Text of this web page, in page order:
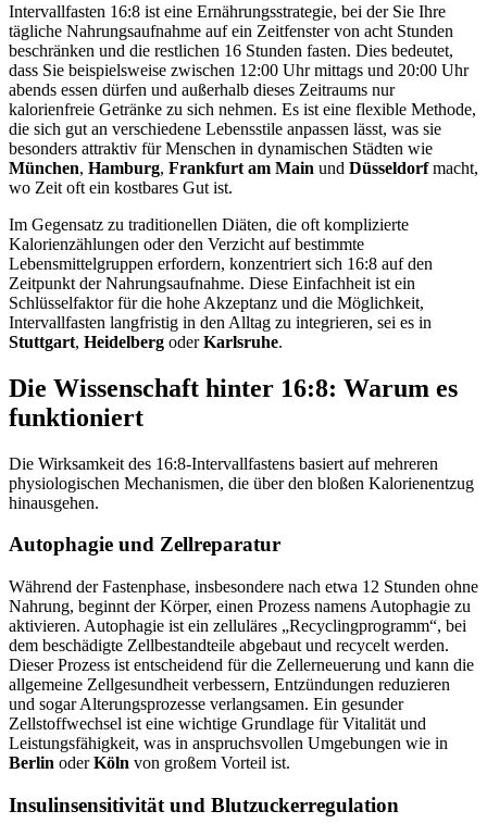
Intervallfasten 16:8 ist eine Ernährungsstrategie, bei der Sie Ihre
tägliche Nahrungsaufnahme auf ein Zeitfenster von acht Stunden
beschränken und die restlichen 16 Stunden fasten. Dies bedeutet,
dass Sie beispielsweise zwischen 12:00 Uhr mittags und 20:00 Uhr
abends essen dürfen und außerhalb dieses Zeitraums nur
kalorienfreie Getränke zu sich nehmen. Es ist eine flexible Methode,
die sich gut an verschiedene Lebensstile anpassen lässt, was sie
besonders attraktiv für Menschen in dynamischen Städten wie
München, Hamburg, Frankfurt am Main und Düsseldorfmacht,
wo Zeit oft ein kostbares Gut ist.
Im Gegensatz zu traditionellen Diäten, die oft komplizierte
Kalorienzählungen oder den Verzicht auf bestimmte
Lebensmittelgruppen erfordern, konzentriert sich 16:8 auf den
Zeitpunkt der Nahrungsaufnahme. Diese Einfachheit ist ein
Schlüsselfaktor für die hohe Akzeptanz und die Möglichkeit,
Intervallfasten langfristig in den Alltag zu integrieren, sei es in
Stuttgart, Heidelberg oderKarlsruhe.
Die Wissenschaft hinter 16:8: Warum es
funktioniert
Die Wirksamkeit des 16:8-Intervallfastens basiert auf mehreren
physiologischen Mechanismen, die über den bloßen Kalorienentzug
hinausgehen.
Autophagie und Zellreparatur
Während der Fastenphase, insbesondere nach etwa 12 Stunden ohne
Nahrung, beginnt der Körper, einen Prozess namens Autophagie zu
aktivieren. Autophagie ist ein zelluläres „Recyclingprogramm“, bei
dem beschädigte Zellbestandteile abgebaut und recycelt werden.
Dieser Prozess ist entscheidend für die Zellerneuerung und kann die
allgemeine Zellgesundheit verbessern, Entzündungen reduzieren
und sogar Alterungsprozesse verlangsamen. Ein gesunder
Zellstoffwechsel ist eine wichtige Grundlage für Vitalität und
Leistungsfähigkeit, was in anspruchsvollen Umgebungen wie in
Berlin oderKöln von großem Vorteil ist.
Insulinsensitivität und Blutzuckerregulation